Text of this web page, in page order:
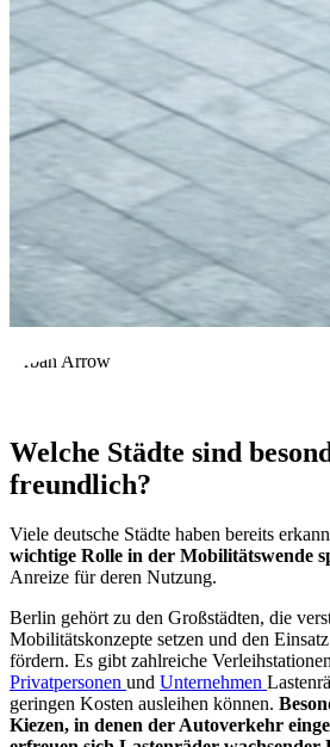
Urban Arrow
Welche Städte sind
freundlich?
Viele deutsche Städte haben bereits
wichtige Rolle in der Mobilitätswende
Anreize für deren Nutzung.
Berlin gehört zu den Großstädten, die
Mobilitätskonzepte setzen und den
fördern. Es gibt zahlreiche
Privatpersonen und Unternehmen
geringen Kosten ausleihen können.
Kiezen, in denen der Autoverkehr